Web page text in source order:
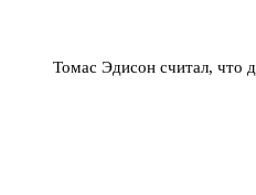
Томас Эдисон считал, что